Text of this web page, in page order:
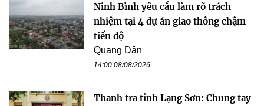
Ninh Bình yêu cầu làm rõ trách
nhiệm tại 4 dự án giao thông chậm
tiến độ
Quang Dân
14:00 08/08/2026
Thanh tra tỉnh Lạng Sơn: Chung tay